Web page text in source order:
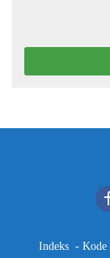
Indeks